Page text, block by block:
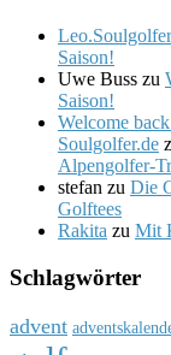
Leo.Soulgolfer
Saison!
Uwe Buss zu
Saison!
Welcome
Soulgolfer.de
Alpengolfer-
stefan zu Die
Golftees
Rakita zu Mit
Schlagwörter
advent